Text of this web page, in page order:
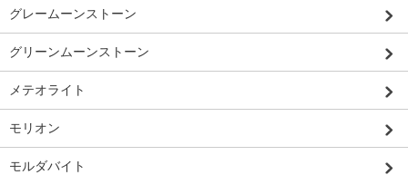
グレームーンストーン
グリーンムーンストーン
メテオライト
モリオン
モルダバイト